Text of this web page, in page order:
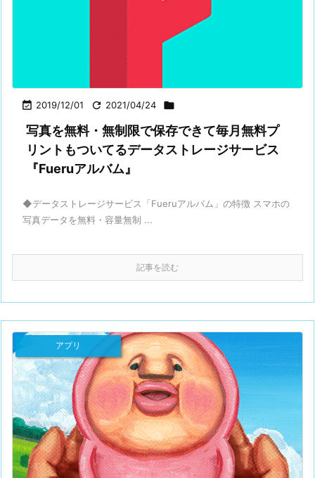
 2019/12/01  2021/04/24 
写真を無料・無制限で保存できて毎月無料プ
リントもついてるデータストレージサービス
『Fueruアルバム』
◆データストレージサービス「Fueruアルバム」の特徴 スマホの
写真データを無料・容量無制 ...
記事を読む
アプリ